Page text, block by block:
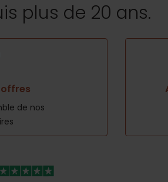
plus de 20 ans.
offres
de nos